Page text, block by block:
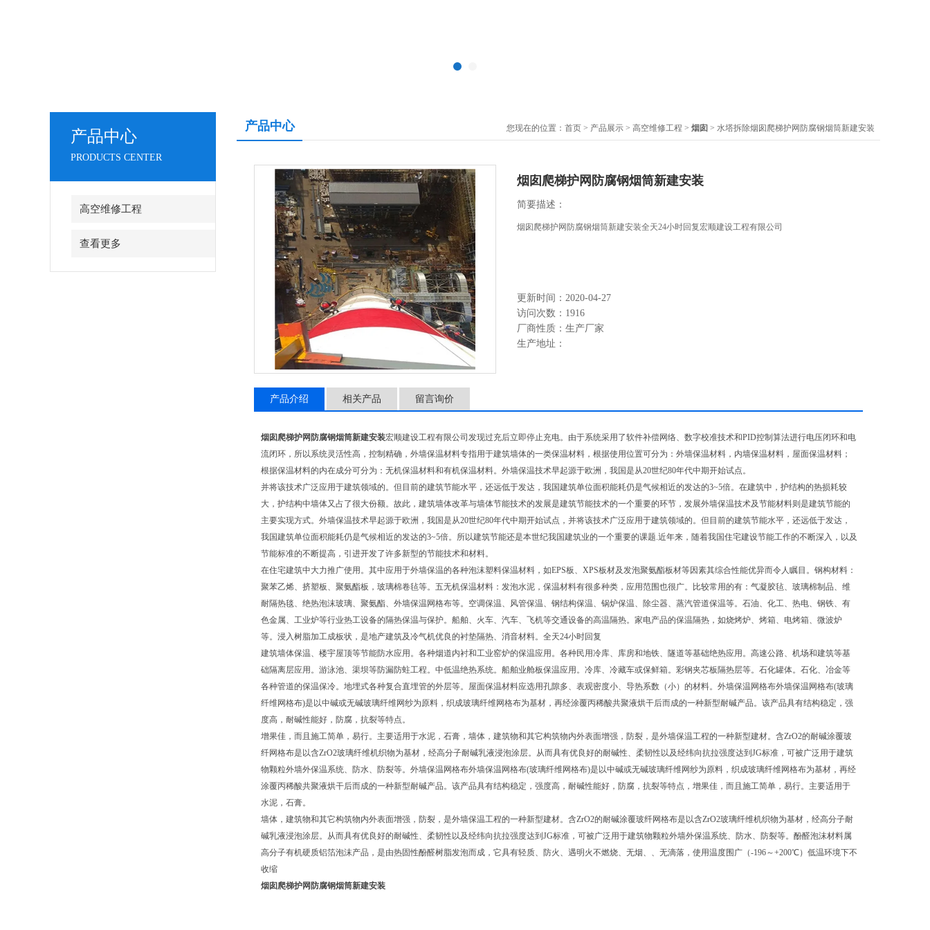
产品中心
PRODUCTS CENTER
高空维修工程
查看更多
产品中心 您现在的位置： 首页 > 产品展示 > 高空维修工程 > 烟囱 > 水塔拆除烟囱爬梯护网防腐钢烟筒新建安装
烟囱爬梯护网防腐钢烟筒新建安装
简要描述：
烟囱爬梯护网防腐钢烟筒新建安装全天24小时回复宏顺建设工程有限公司
更新时间：2020-04-27
访问次数：1916
厂商性质：生产厂家
生产地址：
产品介绍 相关产品 留言询价
烟囱爬梯护网防腐钢烟筒新建安装宏顺建设工程有限公司发现过充后立即停止充电。由于系统采用了软件补偿网络、数字校准技术和PID控制算法进行电压闭环和电
流闭环，所以系统灵活性高，控制精确，外墙保温材料专指用于建筑墙体的一类保温材料，根据使用位置可分为：外墙保温材料，内墙保温材料，屋面保温材料；
根据保温材料的内在成分可分为：无机保温材料和有机保温材料。外墙保温技术早起源于欧洲，我国是从20世纪80年代中期开始试点。
并将该技术广泛应用于建筑领域的。但目前的建筑节能水平，还远低于发达，我国建筑单位面积能耗仍是气候相近的发达的3~5倍。在建筑中，护结构的热损耗较
大，护结构中墙体又占了很大份额。故此，建筑墙体改革与墙体节能技术的发展是建筑节能技术的一个重要的环节，发展外墙保温技术及节能材料则是建筑节能的
主要实现方式。外墙保温技术早起源于欧洲，我国是从20世纪80年代中期开始试点，并将该技术广泛应用于建筑领域的。但目前的建筑节能水平，还远低于发达，
我国建筑单位面积能耗仍是气候相近的发达的3~5倍。所以建筑节能还是本世纪我国建筑业的一个重要的课题.近年来，随着我国住宅建设节能工作的不断深入，以及
节能标准的不断提高，引进开发了许多新型的节能技术和材料。
在住宅建筑中大力推广使用。其中应用于外墙保温的各种泡沫塑料保温材料，如EPS板、XPS板材及发泡聚氨酯板材等因素其综合性能优异而令人瞩目。钢构材料：
聚苯乙烯、挤塑板、聚氨酯板，玻璃棉卷毡等。五无机保温材料：发泡水泥，保温材料有很多种类，应用范围也很广。比较常用的有：气凝胶毡、玻璃棉制品、维
耐隔热毯、绝热泡沫玻璃、聚氨酯、外墙保温网格布等。空调保温、风管保温、钢结构保温、锅炉保温、除尘器、蒸汽管道保温等。石油、化工、热电、钢铁、有
色金属、工业炉等行业热工设备的隔热保温与保护。船舶、火车、汽车、飞机等交通设备的高温隔热。家电产品的保温隔热，如烧烤炉、烤箱、电烤箱、微波炉
等。浸入树脂加工成板状，是地产建筑及冷气机优良的衬垫隔热、消音材料。全天24小时回复
建筑墙体保温、楼宇屋顶等节能防水应用。各种烟道内衬和工业窑炉的保温应用。各种民用冷库、库房和地铁、隧道等基础绝热应用。高速公路、机场和建筑等基
础隔离层应用。游泳池、渠坝等防漏防蛀工程。中低温绝热系统。船舶业舱板保温应用。冷库、冷藏车或保鲜箱。彩钢夹芯板隔热层等。石化罐体。石化、冶金等
各种管道的保温保冷。地埋式各种复合直埋管的外层等。屋面保温材料应选用孔隙多、表观密度小、导热系数（小）的材料。外墙保温网格布外墙保温网格布(玻璃
纤维网格布)是以中碱或无碱玻璃纤维网纱为原料，织成玻璃纤维网格布为基材，再经涂覆丙稀酸共聚液烘干后而成的一种新型耐碱产品。该产品具有结构稳定，强
度高，耐碱性能好，防腐，抗裂等特点。
增果佳，而且施工简单，易行。主要适用于水泥，石膏，墙体，建筑物和其它构筑物内外表面增强，防裂，是外墙保温工程的一种新型建材。含ZrO2的耐碱涂覆玻
纤网格布是以含ZrO2玻璃纤维机织物为基材，经高分子耐碱乳液浸泡涂层。从而具有优良好的耐碱性、柔韧性以及经纬向抗拉强度达到JG标准，可被广泛用于建筑
物颗粒外墙外保温系统、防水、防裂等。外墙保温网格布外墙保温网格布(玻璃纤维网格布)是以中碱或无碱玻璃纤维网纱为原料，织成玻璃纤维网格布为基材，再经
涂覆丙稀酸共聚液烘干后而成的一种新型耐碱产品。该产品具有结构稳定，强度高，耐碱性能好，防腐，抗裂等特点，增果佳，而且施工简单，易行。主要适用于
水泥，石膏。
墙体，建筑物和其它构筑物内外表面增强，防裂，是外墙保温工程的一种新型建材。含ZrO2的耐碱涂覆玻纤网格布是以含ZrO2玻璃纤维机织物为基材，经高分子耐
碱乳液浸泡涂层。从而具有优良好的耐碱性、柔韧性以及经纬向抗拉强度达到JG标准，可被广泛用于建筑物颗粒外墙外保温系统、防水、防裂等。酚醛泡沫材料属
高分子有机硬质铝箔泡沫产品，是由热固性酚醛树脂发泡而成，它具有轻质、防火、遇明火不燃烧、无烟、、无滴落，使用温度围广（-196～+200℃）低温环境下不
收缩
烟囱爬梯护网防腐钢烟筒新建安装